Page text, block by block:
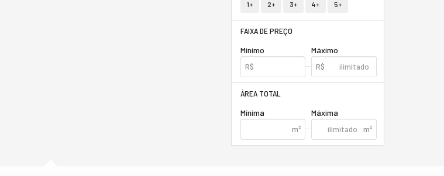
1+ 2+ 3+ 4+ 5+
FAIXA DE PREÇO
Mínimo
Máximo
ÁREA TOTAL
Mínima
Máxima